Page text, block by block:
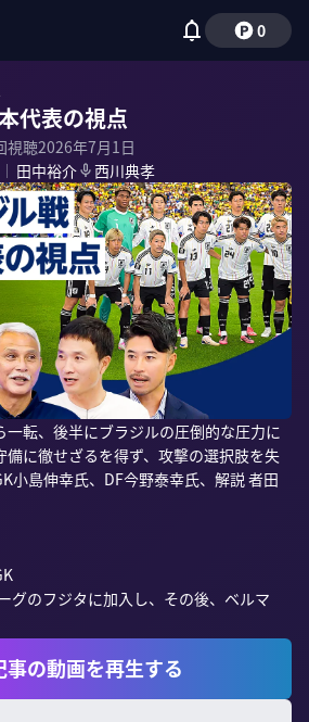
0
代表の視点
視聴2026年7月1日
｜ 田中裕介 西川典孝
転、後半にブラジルの圧倒的な圧力に
備に徹せざるを得ず、攻撃の選択肢を失
小島伸幸氏、DF今野泰幸氏、解説 者田
グのフジタに加入し、その後、ベルマ
事の動画を再生する